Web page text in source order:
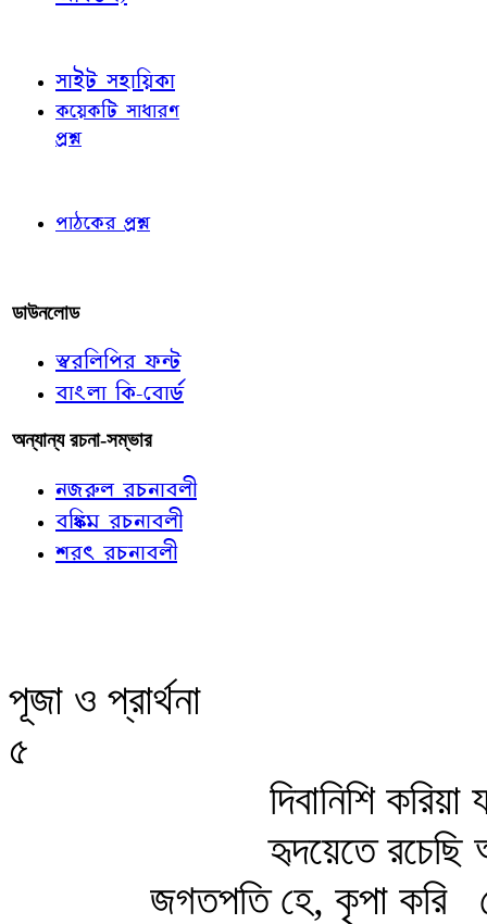
সাইট সহায়িকা
কয়েকটি সাধারণ
প্রশ্ন
পাঠকের প্রশ্ন
ডাউনলোড
স্বরলিপির ফন্ট
বাংলা কি-বোর্ড
অন্যান্য রচনা-সম্ভার
নজরুল রচনাবলী
বঙ্কিম রচনাবলী
শরৎ রচনাবলী
পূজা ও প্রার্থনা
৫
দিবানিশি
হৃদয়েতে
জগতপতি হে, কৃপা করি